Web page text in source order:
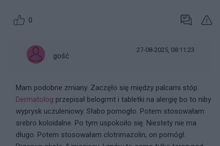
0
gość
27-08-2025, 08:11:23
Mam podobne zmiany. Zaczęło się między palcami stóp.
Dermatolog przepisał belogrmt i tabletki na alergię bo to niby
wyprysk uczuleniowy. Słabo pomogło. Potem stosowałam
srebro koloidalne. Po tym uspokoiło się. Niestety nie ma
długo. Potem stosowałam clotrimazolin, on pomógł.